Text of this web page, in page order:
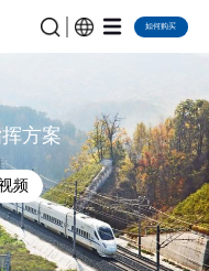
如何购买
方案
频